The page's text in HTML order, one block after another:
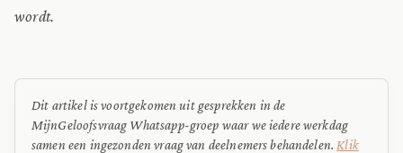
wordt.
Dit artikel is voortgekomen uit gesprekken in de
MijnGeloofsvraag Whatsapp-groep waar we iedere werkdag
samen een ingezonden vraag van deelnemers behandelen. Klik